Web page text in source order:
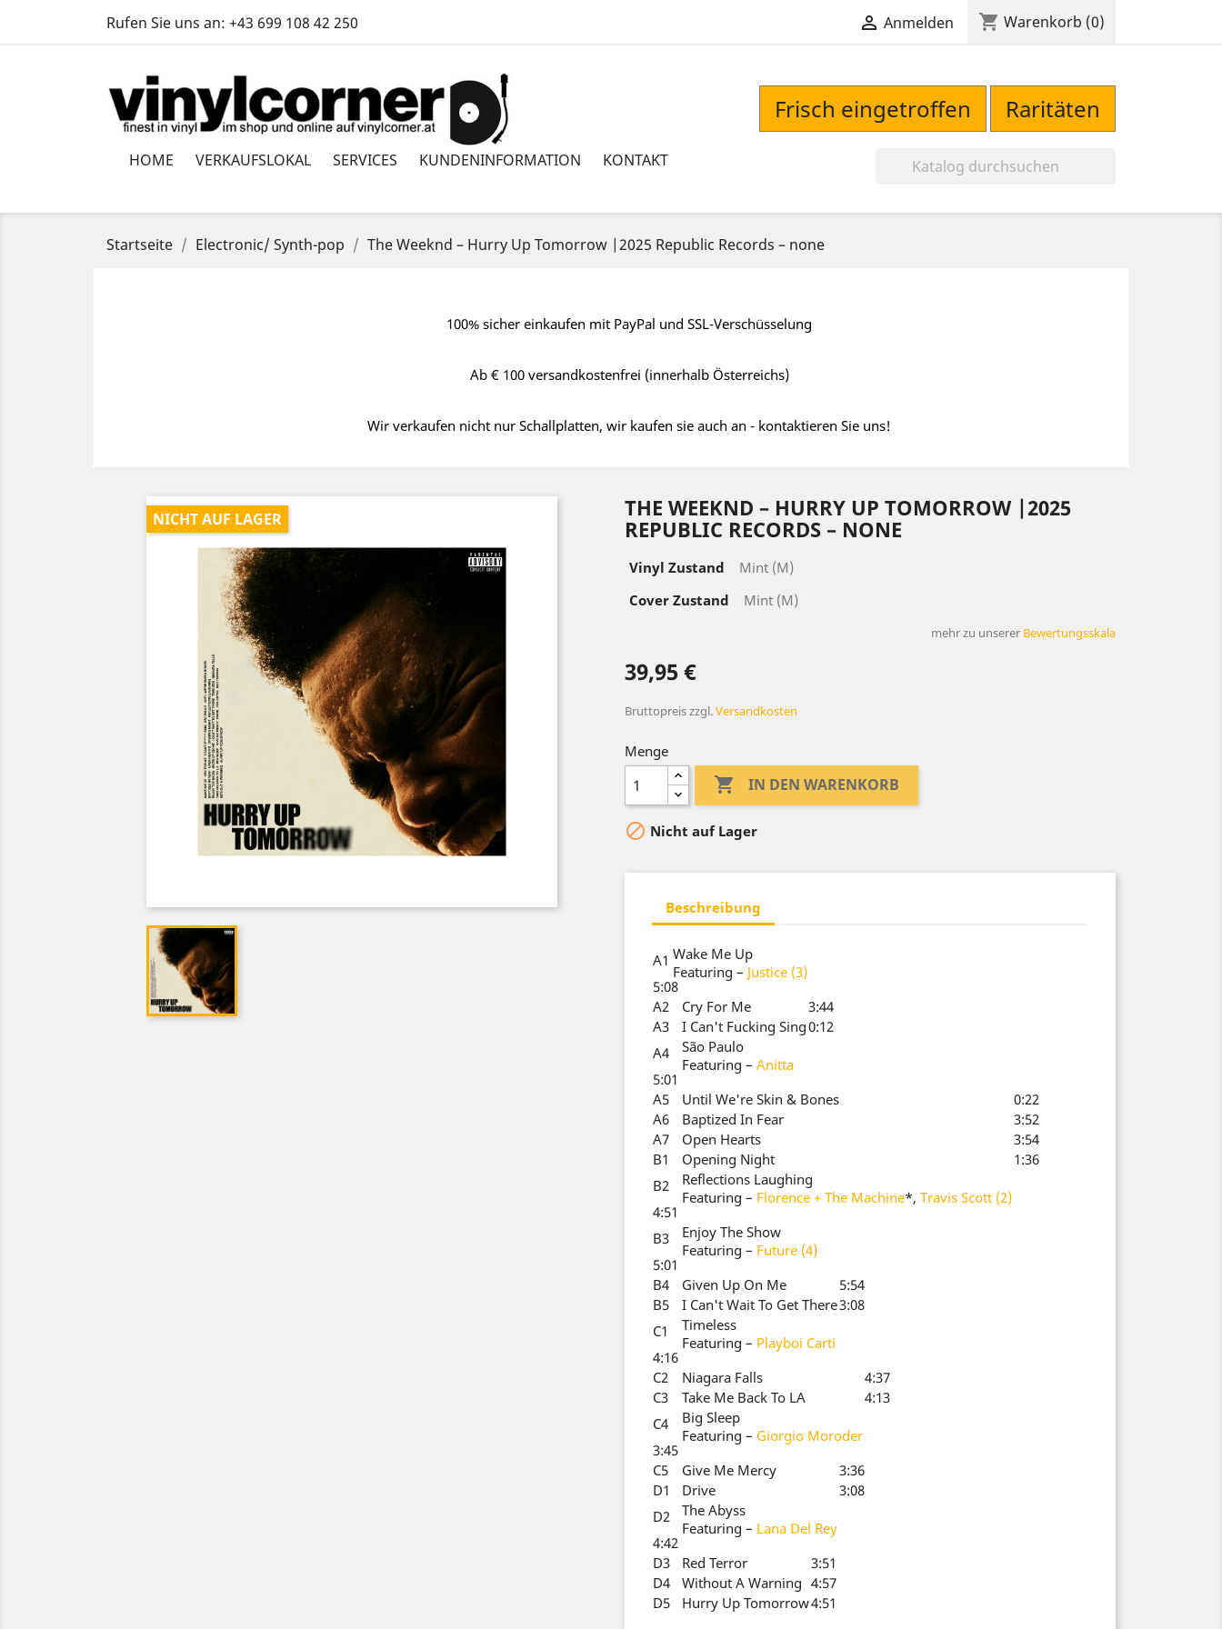
Rufen Sie uns an: +43 699 108 42 250  Anmelden shopping_cart Warenkorb (0)
Frisch eingetroffen Raritäten
HOME VERKAUFSLOKAL SERVICES KUNDENINFORMATION KONTAKT
Startseite Electronic/ Synth-pop The Weeknd – Hurry Up Tomorrow |2025 Republic Records – none
100% sicher einkaufen mit PayPal und SSL-Verschüsselung
Ab € 100 versandkostenfrei (innerhalb Österreichs)
Wir verkaufen nicht nur Schallplatten, wir kaufen sie auch an - kontaktieren Sie uns!
NICHT AUF LAGER
THE WEEKND – HURRY UP TOMORROW |2025
REPUBLIC RECORDS – NONE
Vinyl Zustand
Mint (M)
Cover Zustand
Mint (M)
mehr zu unserer Bewertungsskala
39,95 €
Bruttopreiszzgl.Versandkosten
Menge
 IN DEN WARENKORB
 Nicht auf Lager
Beschreibung
A1 Wake Me Up
Featuring – Justice (3)
5:08
A2
Cry For Me
3:44
A3
I Can't Fucking Sing0:12
A4
São Paulo
Featuring – Anitta
5:01
A5
Until We're Skin & Bones
0:22
A6
Baptized In Fear
3:52
A7
Open Hearts
3:54
B1
Opening Night
1:36
B2
Reflections Laughing
Featuring – Florence + The Machine*, Travis Scott (2)
4:51
B3
Enjoy The Show
Featuring – Future (4)
5:01
B4
Given Up On Me
5:54
B5
I Can't Wait To Get There3:08
C1
Timeless
Featuring – Playboi Carti
4:16
C2
Niagara Falls
4:37
C3
Take Me Back To LA
4:13
C4
Big Sleep
Featuring – Giorgio Moroder
3:45
C5
Give Me Mercy
3:36
D1
Drive
3:08
D2
The Abyss
Featuring – Lana Del Rey
4:42
D3
Red Terror
3:51
D4
Without A Warning 4:57
D5
Hurry Up Tomorrow4:51